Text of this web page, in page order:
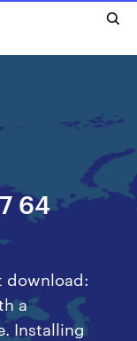
64
download:
a
Installing